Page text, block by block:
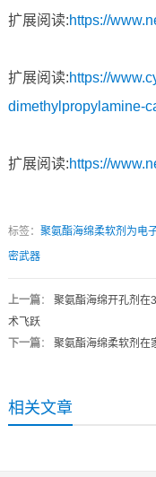
扩展阅读:https://
扩展阅读:https://
dimethylpropylamine-
扩展阅读:https://
标签： 聚氨酯海绵柔软剂为电
密武器
上一篇： 聚氨酯海绵开孔剂在
术飞跃
下一篇： 聚氨酯海绵柔软剂在
相关文章